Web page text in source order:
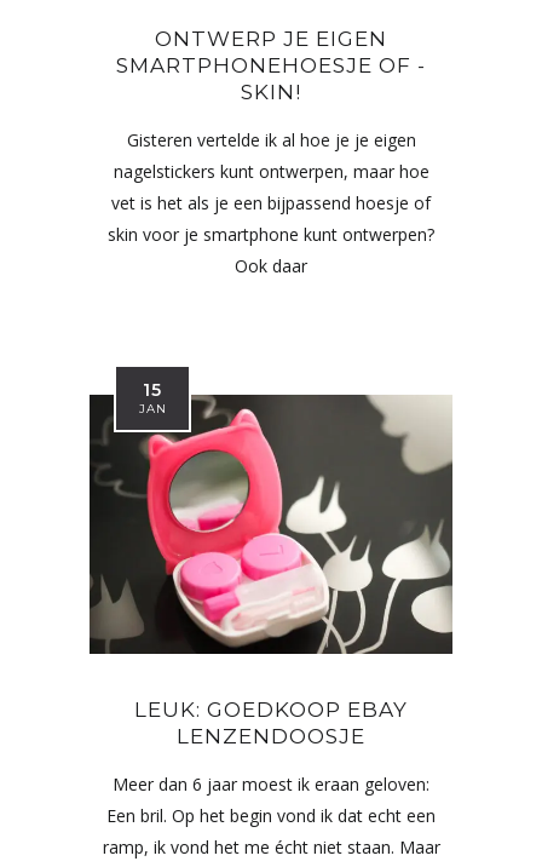
ONTWERP JE EIGEN
SMARTPHONEHOESJE OF -
SKIN!
Gisteren vertelde ik al hoe je je eigen
nagelstickers kunt ontwerpen, maar hoe
vet is het als je een bijpassend hoesje of
skin voor je smartphone kunt ontwerpen?
Ook daar
15
JAN
LEUK: GOEDKOOP EBAY
LENZENDOOSJE
Meer dan 6 jaar moest ik eraan geloven:
Een bril. Op het begin vond ik dat echt een
ramp, ik vond het me écht niet staan. Maar